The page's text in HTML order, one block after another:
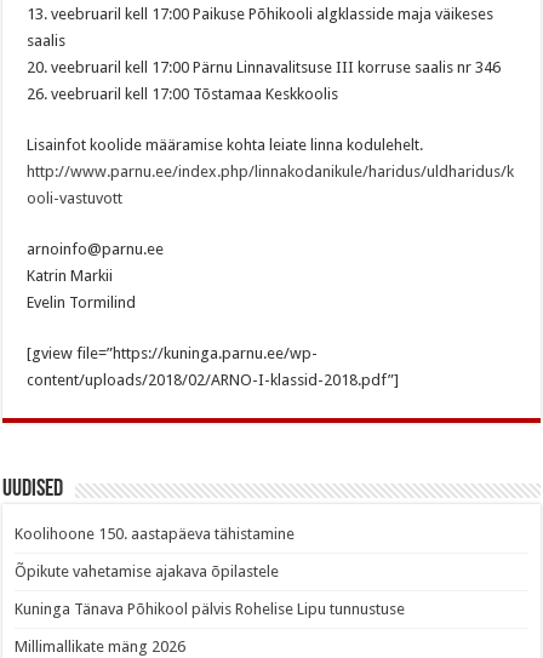
13. veebruaril kell 17:00 Paikuse Põhikooli algklasside maja väikeses
saalis
20. veebruaril kell 17:00 Pärnu Linnavalitsuse III korruse saalis nr 346
26. veebruaril kell 17:00 Tõstamaa Keskkoolis
Lisainfot koolide määramise kohta leiate linna kodulehelt.
http://www.parnu.ee/index.php/linnakodanikule/haridus/uldharidus/k
ooli-vastuvott
arnoinfo@parnu.ee
Katrin Markii
Evelin Tormilind
[gview file=”https://kuninga.parnu.ee/wp-
content/uploads/2018/02/ARNO-I-klassid-2018.pdf”]
Uudised
Koolihoone 150. aastapäeva tähistamine
Õpikute vahetamise ajakava õpilastele
Kuninga Tänava Põhikool pälvis Rohelise Lipu tunnustuse
Millimallikate mäng 2026